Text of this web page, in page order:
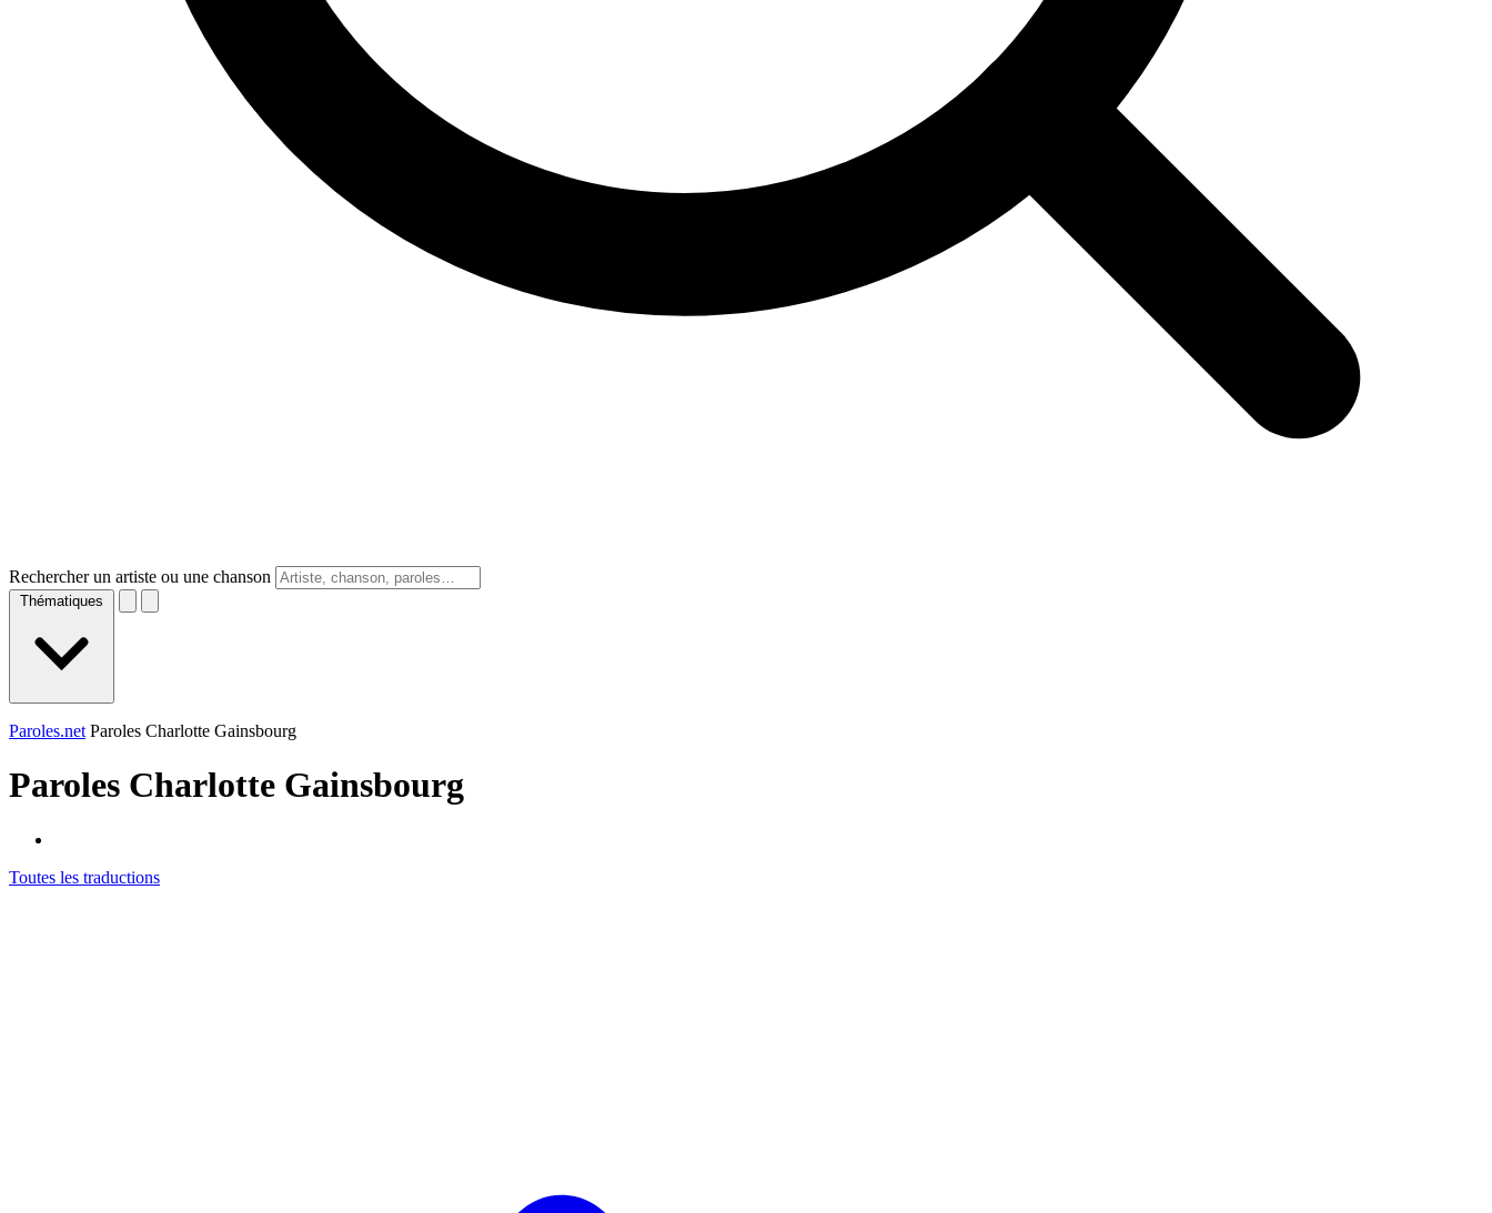
Rechercher un artiste ou une chanson
Thématiques
Paroles.net Paroles Charlotte Gainsbourg
Paroles Charlotte Gainsbourg
Toutes les traductions